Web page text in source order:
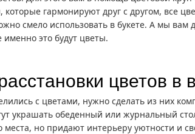
которые гармонируют друг с другом, все
смело использовать в букете. А мы
именно это будут цветы.
цветов в
с цветами, нужно сделать из них
украшать обеденный или журнальный
но придают интерьеру уютности и